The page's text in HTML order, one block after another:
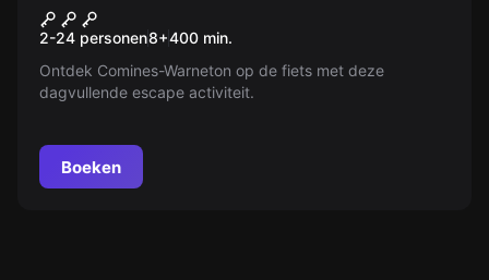
Outdoor Escape Hugor
2-24 personen8+400 min.
Ontdek Comines-Warneton op de fiets met deze
dagvullende escape activiteit.
Boeken